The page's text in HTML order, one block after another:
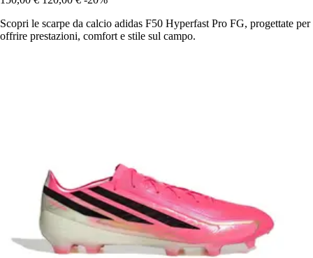
Scopri le scarpe da calcio adidas F50 Hyperfast Pro FG, progettate per
offrire prestazioni, comfort e stile sul campo.